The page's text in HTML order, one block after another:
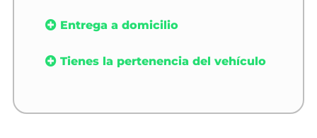
Entrega a domicilio
Tienes la pertenencia del vehículo